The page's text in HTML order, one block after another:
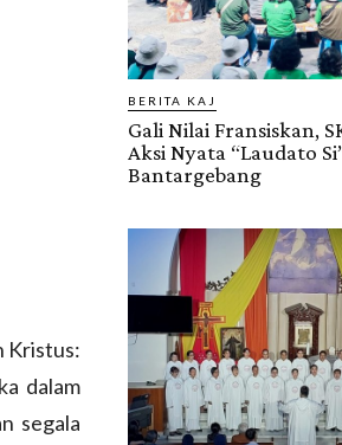
Kristus:
dalam
segala
BERITA KAJ
Gali Nilai Fransiskan,
Aksi Nyata “Laudato
Bantargebang